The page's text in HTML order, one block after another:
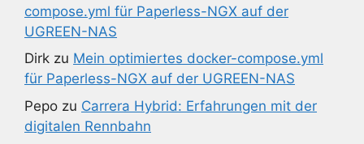
compose.yml für Paperless-NGX auf der
UGREEN-NAS
Dirk zu Mein optimiertes docker-compose.yml
für Paperless-NGX auf der UGREEN-NAS
Pepo zu Carrera Hybrid: Erfahrungen mit der
digitalen Rennbahn